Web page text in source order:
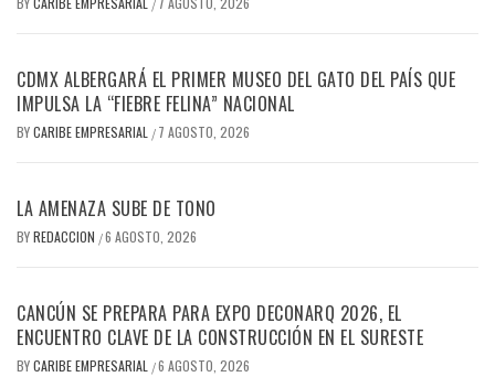
/
CDMX ALBERGARÁ EL PRIMER MUSEO DEL GATO DEL PAÍS QUE
IMPULSA LA “FIEBRE FELINA” NACIONAL
BYCARIBE EMPRESARIAL / 7 AGOSTO, 2026
LA AMENAZA SUBE DE TONO
BYREDACCION /6 AGOSTO, 2026
CANCÚN SE PREPARA PARA EXPO DECONARQ 2026, EL
ENCUENTRO CLAVE DE LA CONSTRUCCIÓN EN EL SURESTE
BYCARIBE EMPRESARIAL /6 AGOSTO, 2026